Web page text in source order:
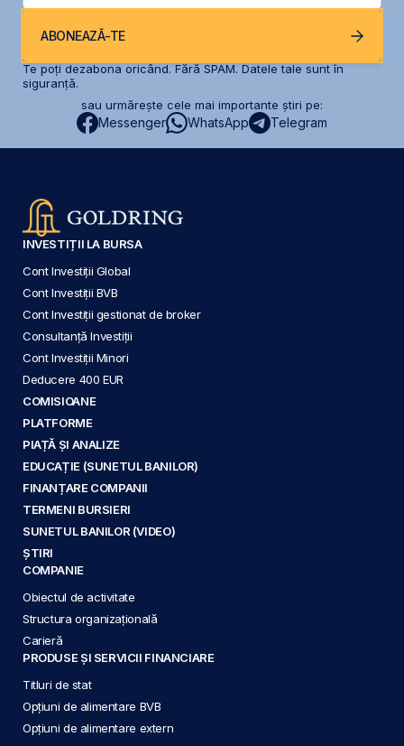
ABONEAZĂ-TE
Te poți dezabona oricând. Fără SPAM. Datele tale sunt în
siguranță.
sau urmărește cele mai importante știri pe:
Messenger WhatsApp Telegram
INVESTIȚII LA BURSA
Cont Investiții Global
Cont Investiții BVB
Cont Investiții gestionat de broker
Consultanță Investiții
Cont Investiții Minori
Deducere 400 EUR
COMISIOANE
PLATFORME
PIAȚĂ ȘI ANALIZE
EDUCAȚIE (SUNETUL BANILOR)
FINANȚARE COMPANII
TERMENI BURSIERI
SUNETUL BANILOR (VIDEO)
ȘTIRI
COMPANIE
Obiectul de activitate
Structura organizațională
Carieră
PRODUSE ȘI SERVICII FINANCIARE
Titluri de stat
Opțiuni de alimentare BVB
Opțiuni de alimentare extern